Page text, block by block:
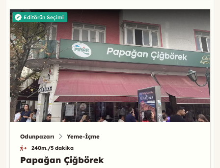
Editörün Seçimi
Odunpazarı Yeme-İçme
240m./5 dakika
Papağan Çiğbörek